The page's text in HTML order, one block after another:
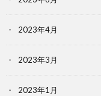
2023年4月
2023年3月
2023年1月